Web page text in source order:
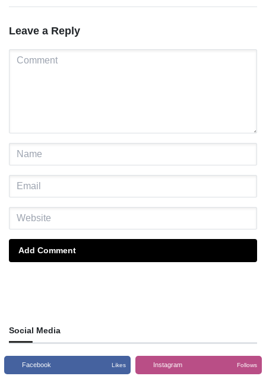
Leave a Reply
Add Comment
Social Media
Facebook Likes Instagram Follows